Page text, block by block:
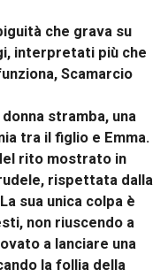
che grava su
interpretati più che
Scamarcio
stramba, una
tra il figlio e Emma.
rito mostrato in
rispettata dalla
sua unica colpa è
non riuscendo a
a lanciare una
la follia della